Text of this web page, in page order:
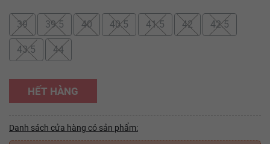
39 39.5 40 40.5 41.5 42 42.5
43.5 44
HẾT HÀNG
Danh sách cửa hàng có sản phẩm: